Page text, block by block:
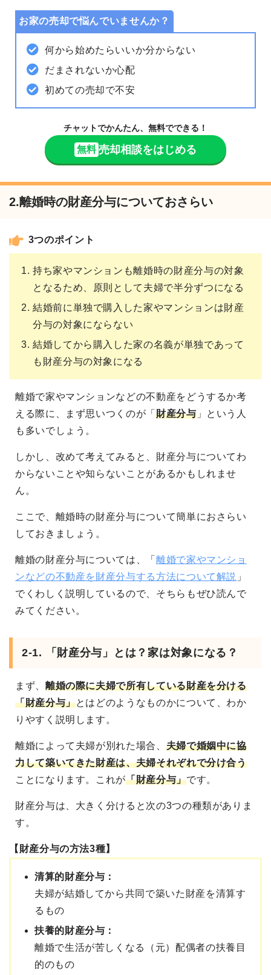
お家の売却で悩んでいませんか？
何から始めたらいいか分からない
だまされないか心配
初めての売却で不安
チャットでかんたん、無料でできる！
無料 売却相談をはじめる
2.離婚時の財産分与についておさらい
3つのポイント
持ち家やマンションも離婚時の財産分与の対象
となるため、原則として夫婦で半分ずつになる
結婚前に単独で購入した家やマンションは財産
分与の対象にならない
結婚してから購入した家の名義が単独であって
も財産分与の対象になる
離婚で家やマンションなどの不動産をどうするか考
える際に、まず思いつくのが「 財産分与」という人
も多いでしょう。
しかし、改めて考えてみると、財産分与についてわ
からないことや知らないことがあるかもしれませ
ん。
ここで、離婚時の財産分与について簡単におさらい
しておきましょう。
離婚の財産分与については、「 離婚で家やマンショ
ンなどの不動産を財産分与する方法について解説 」
でくわしく説明しているので、そちらもぜひ読んで
みてください。
2-1. 「財産分与」とは？家は対象になる？
まず、 離婚の際に夫婦で所有している財産を分ける
「財産分与」とはどのようなものかについて、わか
りやすく説明します。
離婚によって夫婦が別れた場合、 夫婦で婚姻中に協
力して築いてきた財産は、夫婦それぞれで分け合う
ことになります。これが「財産分与」です。
財産分与は、大きく分けると次の3つの種類がありま
す。
【財産分与の方法3種】
清算的財産分与：
夫婦が結婚してから共同で築いた財産を清算す
るもの
扶養的財産分与：
離婚で生活が苦しくなる（元）配偶者の扶養目
的のもの